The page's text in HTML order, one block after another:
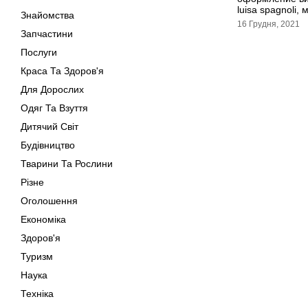
Знайомства
Запчастини
Послуги
Краса Та Здоров'я
Для Дорослих
Одяг Та Взуття
Дитячий Світ
Будівництво
Тварини Та Рослини
Різне
Оголошення
Економіка
Здоров'я
Туризм
Наука
Техніка
luisa spagnoli,
16 Грудня, 2021